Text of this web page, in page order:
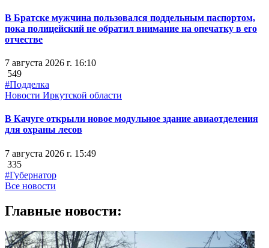
В Братске мужчина пользовался поддельным паспортом,
пока полицейский не обратил внимание на опечатку в его
отчестве
7 августа 2026 г. 16:10
549
#Подделка
Новости Иркутской области
В Качуге открыли новое модульное здание авиаотделения
для охраны лесов
7 августа 2026 г. 15:49
335
#Губернатор
Все новости
Главные новости: